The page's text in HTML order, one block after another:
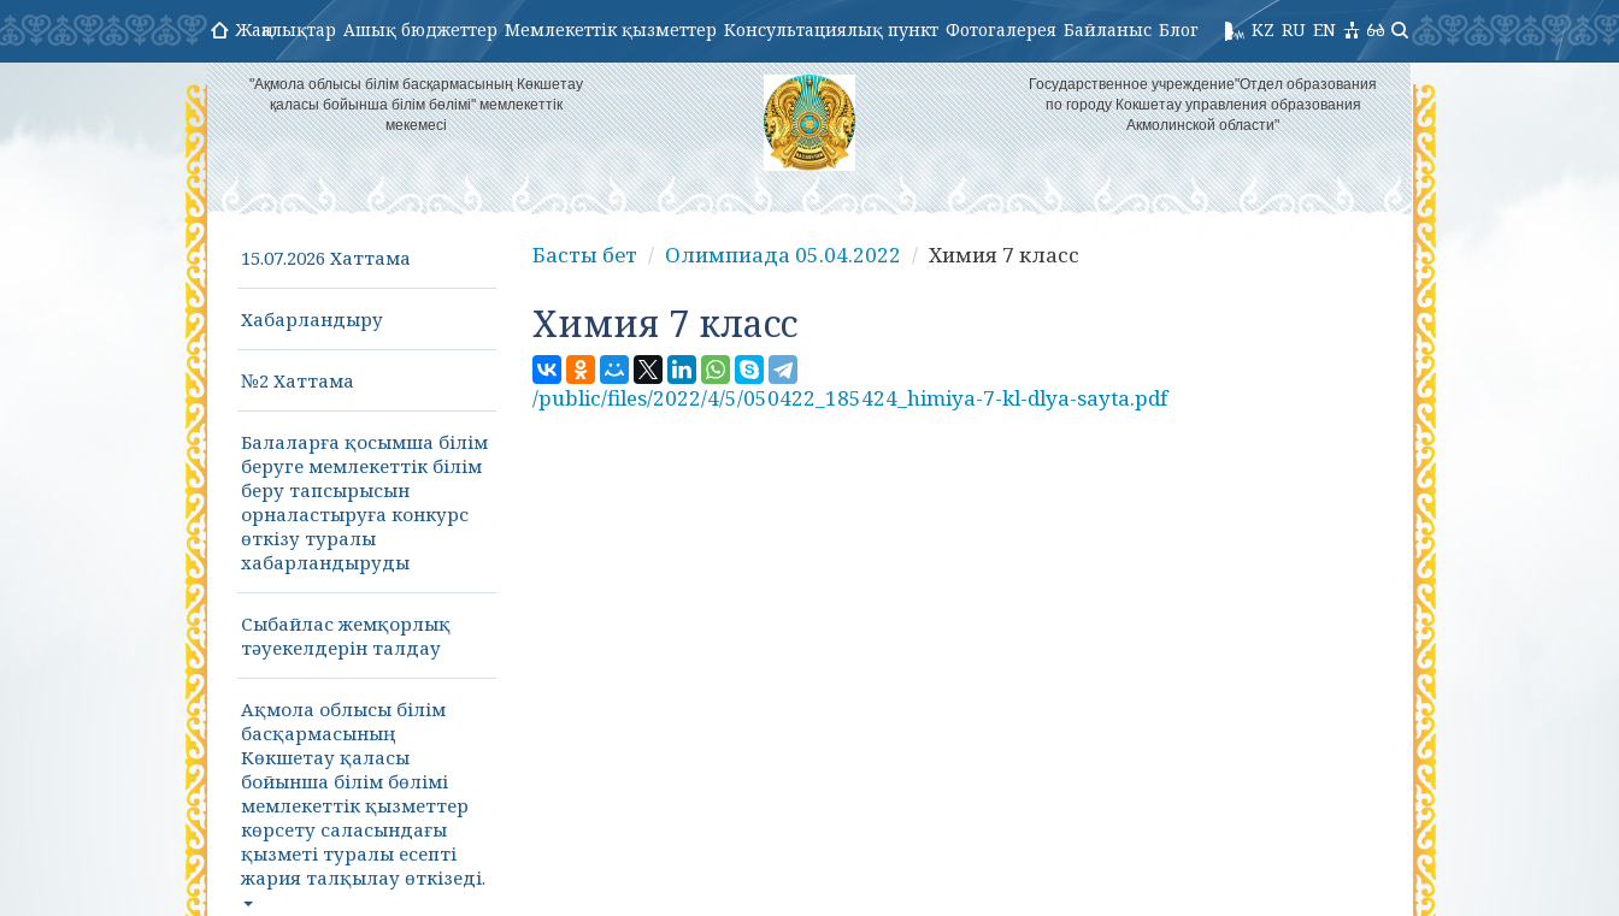
Жаңалықтар Ашық бюджеттер Мемлекеттік қызметтер Консультациялық пункт Фотогалерея Байланыс Блог EN
RU
KZ
"Ақмола облысы білім басқармасының Көкшетау
қаласы бойынша білім бөлімі" мемлекеттік
мекемесі
Государственное учреждение"Отдел образования
по городу Кокшетау управления образования
Акмолинской области"
15.07.2026 Хаттама
Хабарландыру
№2 Хаттама
Балаларға қосымша білім
беруге мемлекеттік білім
беру тапсырысын
орналастыруға конкурс
өткізу туралы
хабарландыруды
Сыбайлас жемқорлық
тәуекелдерін талдау
Ақмола облысы білім
басқармасының
Көкшетау қаласы
бойынша білім бөлімі
мемлекеттік қызметтер
көрсету саласындағы
қызметі туралы есепті
жария талқылау өткізеді.
Басты бет Олимпиада 05.04.2022 Химия 7 класс
Химия 7 класс
/public/files/2022/4/5/050422_185424_himiya-7-kl-dlya-sayta.pdf